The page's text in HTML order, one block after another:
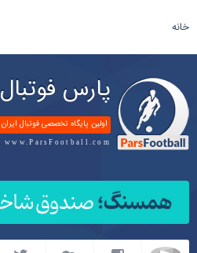
خانه
پارس فوتبال
اولین پایگاه تخصصی فوتبال ایران
www.ParsFootball.com